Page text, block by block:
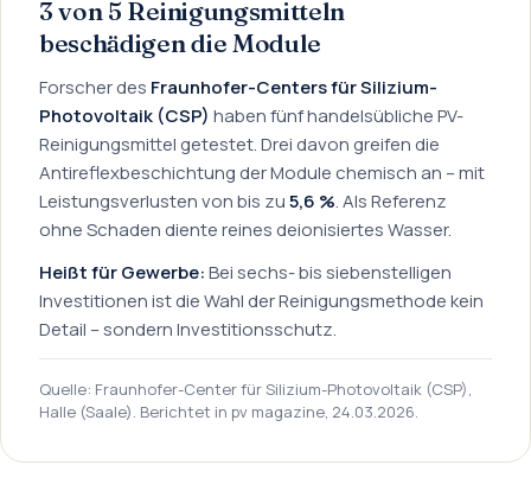
3 von 5 Reinigungsmitteln
beschädigen die Module
Forscher des Fraunhofer-Centers für Silizium-
Photovoltaik (CSP) haben fünf handelsübliche PV-
Reinigungsmittel getestet. Drei davon greifen die
Antireflexbeschichtung der Module chemisch an – mit
Leistungsverlusten von bis zu5,6 %. Als Referenz
ohne Schaden diente reines deionisiertes Wasser.
Heißt für Gewerbe:Bei sechs- bis siebenstelligen
Investitionen ist die Wahl der Reinigungsmethode kein
Detail – sondern Investitionsschutz.
Quelle: Fraunhofer-Center für Silizium-Photovoltaik (CSP),
Halle (Saale). Berichtet in pv magazine, 24.03.2026.